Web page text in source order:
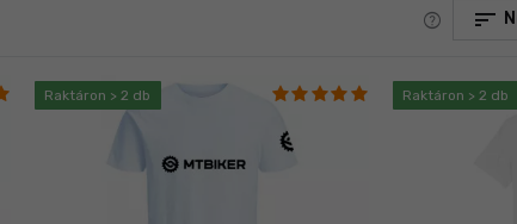
help sort
Raktáron > 2 db Raktáron > 2 db